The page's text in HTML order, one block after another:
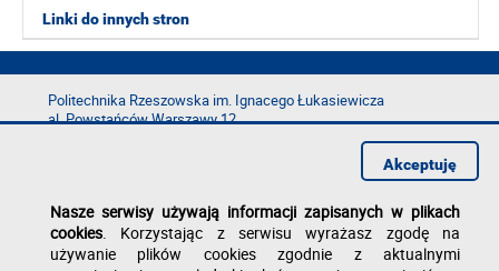
Linki do innych stron
Politechnika Rzeszowska im. Ignacego Łukasiewicza
al. Powstańców Warszawy 12
e-mail:kancelaria@prz.edu.pl
Deklaracja dostępności
Polityka prywatności
Nasze serwisy używają informacji zapisanych w plikach
cookies. Korzystając z serwisu wyrażasz zgodę na
używanie plików cookies zgodnie z aktualnymi
Akceptuję